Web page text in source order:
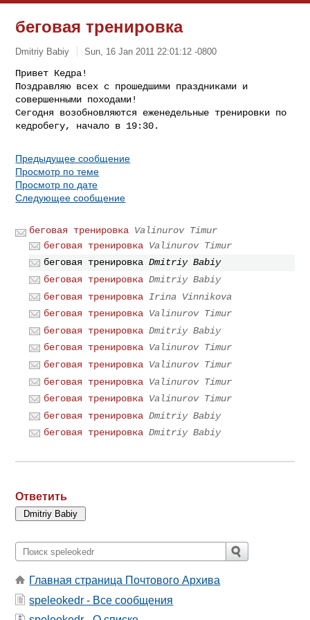
беговая тренировка
Dmitriy Babiy Sun, 16 Jan 2011 22:01:12 -0800
Привет Кедра!
Поздравляю всех с прошедшими праздниками и
совершенными походами!
Сегодня возобновляются еженедельные тренировки по
Предыдущее сообщение
Просмотр по теме
Просмотр по дате
Следующее сообщение
беговая тренировка Valinurov Timur
беговая тренировка Valinurov Timur
беговая тренировка Dmitriy Babiy
беговая тренировка Dmitriy Babiy
беговая тренировка Irina Vinnikova
беговая тренировка Valinurov Timur
беговая тренировка Dmitriy Babiy
беговая тренировка Valinurov Timur
беговая тренировка Valinurov Timur
беговая тренировка Valinurov Timur
беговая тренировка Valinurov Timur
беговая тренировка Dmitriy Babiy
беговая тренировка Dmitriy Babiy
Ответить
Главная страница Почтового Архива
speleokedr - Все сообщения